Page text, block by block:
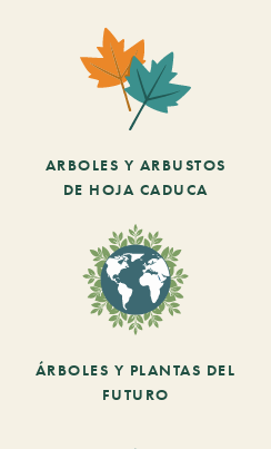
ARBOLES Y ARBUSTOS
DE HOJA CADUCA
ÁRBOLES Y PLANTAS DEL
FUTURO